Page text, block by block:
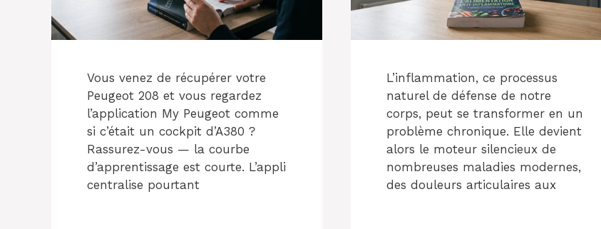
Vous venez de récupérer votre
Peugeot 208 et vous regardez
l’application My Peugeot comme
si c’était un cockpit d’A380 ?
Rassurez-vous — la courbe
d’apprentissage est courte. L’appli
centralise pourtant
L’inflammation, ce processus
naturel de défense de notre
corps, peut se transformer en un
problème chronique. Elle devient
alors le moteur silencieux de
nombreuses maladies modernes,
des douleurs articulaires aux